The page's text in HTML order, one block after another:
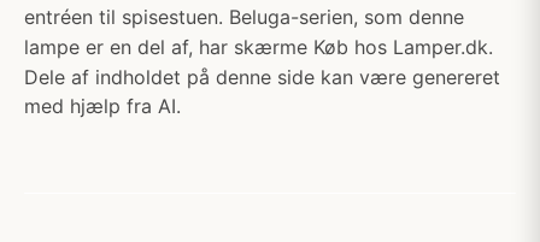
entréen til spisestuen. Beluga-serien, som denne
lampe er en del af, har skærme Køb hos Lamper.dk.
Dele af indholdet på denne side kan være genereret
med hjælp fra AI.